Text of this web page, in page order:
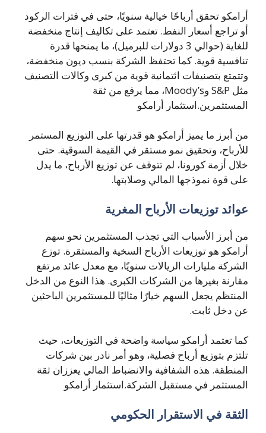
أرامكو تحقق أرباحًا خيالية سنويًا، حتى في فترات الركود
أو تراجع أسعار النفط. تعتمد على تكاليف إنتاج منخفضة
للغاية (حوالي 3 دولارات للبرميل)، ما يمنحها قدرة
تنافسية قوية. كما تحتفظ الشركة بنسب ديون منخفضة،
وتتمتع بتصنيفات ائتمانية قوية من كبرى وكالات التصنيف
مثل S&P وMoody’s، مما يرفع من ثقة
المستثمرين.استثمار أرامكو
من أبرز ما يميز أرامكو هو قدرتها على التوزيع المستمر
للأرباح، وتحقيق نمو مستقر في القيمة السوقية. حتى
خلال أزمة كورونا، لم تتوقف عن توزيع الأرباح، ما يدل
على قوة نموذجها المالي وصلابتها.
عوائد توزيعات الأرباح المغرية
من أبرز الأسباب التي تجذب المستثمرين نحو سهم
أرامكو هو توزيعات الأرباح السخية والمستقرة. توزع
الشركة مليارات الريالات سنويًا، مع معدل عائد مرتفع
مقارنة بغيرها من الشركات الكبرى. هذا النوع من الدخل
المنتظم يجعل السهم خيارًا مثاليًا للمستثمرين الباحثين
عن دخل ثابت.
كما تعتمد أرامكو سياسة واضحة في التوزيعات، حيث
تلتزم بتوزيع أرباح فصلية، وهو أمر نادر بين شركات
المنطقة. هذه الشفافية والانضباط المالي يعززان ثقة
المستثمر في مستقبل الشركة.استثمار أرامكو
الثقة في الاستقرار الحكومي